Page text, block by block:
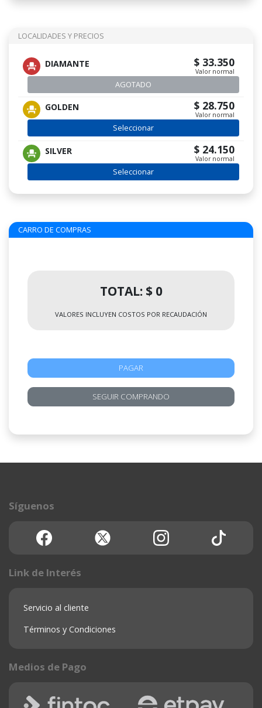
LOCALIDADES Y PRECIOS
DIAMANTE $ 33.350
Valor normal
AGOTADO
GOLDEN $ 28.750
Valor normal
Seleccionar
SILVER $ 24.150
Valor normal
Seleccionar
CARRO DE COMPRAS
TOTAL: $ 0
VALORES INCLUYEN COSTOS POR RECAUDACIÓN
SEGUIR COMPRANDO
PAGAR
Síguenos
Link de Interés
Servicio al cliente
Términos y Condiciones
Medios de Pago